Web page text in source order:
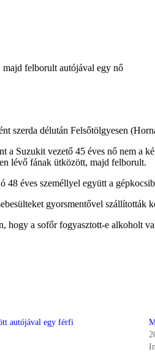
felborult autójával egy nő
szerda délután Felsőtölgyesen
a Suzukit vezető 45 éves nő nem a
lévő fának ütközött, majd felborult.
48 éves személlyel együtt a
gyorsmentővel szállították
hogy a sofőr fogyasztott-e alkoholt
autójával egy férfi